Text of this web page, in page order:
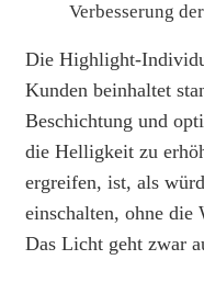
Verbesserung
Die Highlight-
Kunden beinhaltet
Beschichtung und
die Helligkeit zu
ergreifen, ist, als
einschalten, ohne die
Das Licht geht zwar